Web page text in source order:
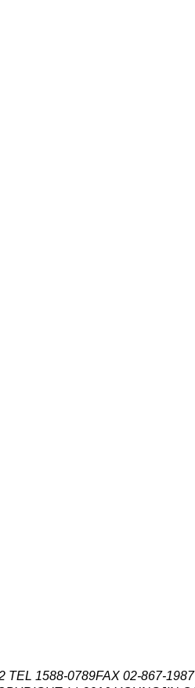
TEL 1588-0789FAX 02-867-1987